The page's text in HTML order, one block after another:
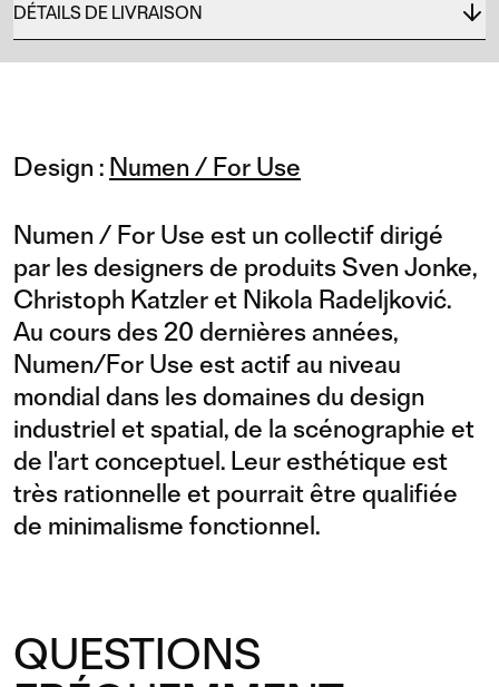
DÉTAILS DE LIVRAISON
Design : Numen / For Use
Numen / For Use est un collectif dirigé
par les designers de produits Sven Jonke,
Christoph Katzler et Nikola Radeljković.
Au cours des 20 dernières années,
Numen/For Use est actif au niveau
mondial dans les domaines du design
industriel et spatial, de la scénographie et
de l'art conceptuel. Leur esthétique est
très rationnelle et pourrait être qualifiée
de minimalisme fonctionnel.
QUESTIONS